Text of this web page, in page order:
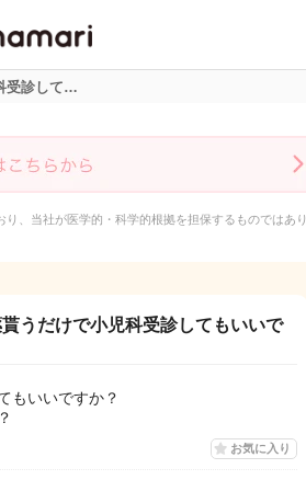
サイト
受診して…
、当社が医学的・科学的根拠を担保するものではあり
うだけで小児科受診してもいいで
もいいですか？
お気に入り